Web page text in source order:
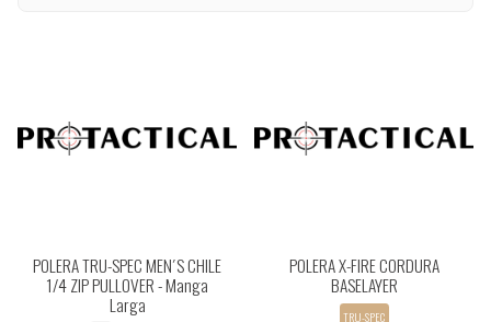
POLERA TRU-SPEC MEN´S CHILE
1/4 ZIP PULLOVER - Manga
Larga
POLERA X-FIRE CORDURA
BASELAYER
TRU-SPEC